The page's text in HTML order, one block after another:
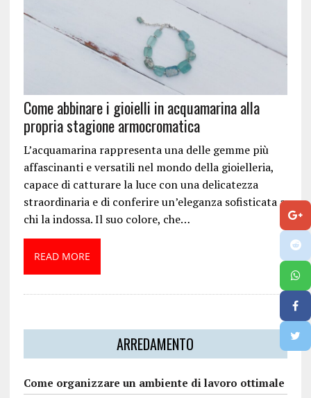
Come abbinare i gioielli in acquamarina alla
propria stagione armocromatica
L’acquamarina rappresenta una delle gemme più
affascinanti e versatili nel mondo della gioielleria,
capace di catturare la luce con una delicatezza
straordinaria e di conferire un’eleganza sofisticata a
chi la indossa. Il suo colore, che…
READ MORE
ARREDAMENTO
Come organizzare un ambiente di lavoro ottimale